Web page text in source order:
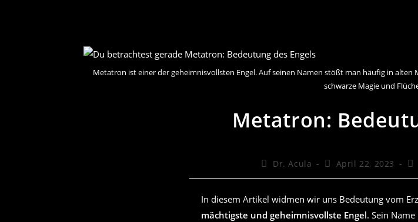
Metatron ist einer der geheimnisvollsten Engel. Auf seinen Namen stößt man häufig in alten
schwarze Magie und
Metatron:
Beitrags-
Dr. Acula
Beitrag
April 22, 2023
In diesem Artikel widmen wir uns Bedeutung vom
mächtigste und geheimnisvollste Engel. Sein